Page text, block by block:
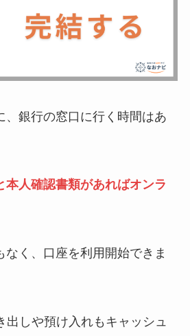
、銀行の窓口に行く時間はあ
本人確認書類があればオンラ
なく、口座を利用開始できま
出しや預け入れもキャッシュ